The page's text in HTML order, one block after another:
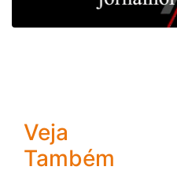
Veja
Também